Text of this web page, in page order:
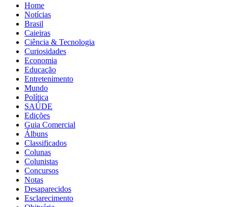
Home
Notícias
Brasil
Caieiras
Ciência & Tecnologia
Curiosidades
Economia
Educação
Entretenimento
Mundo
Política
SAÚDE
Edições
Guia Comercial
Álbuns
Classificados
Colunas
Colunistas
Concursos
Notas
Desaparecidos
Esclarecimento